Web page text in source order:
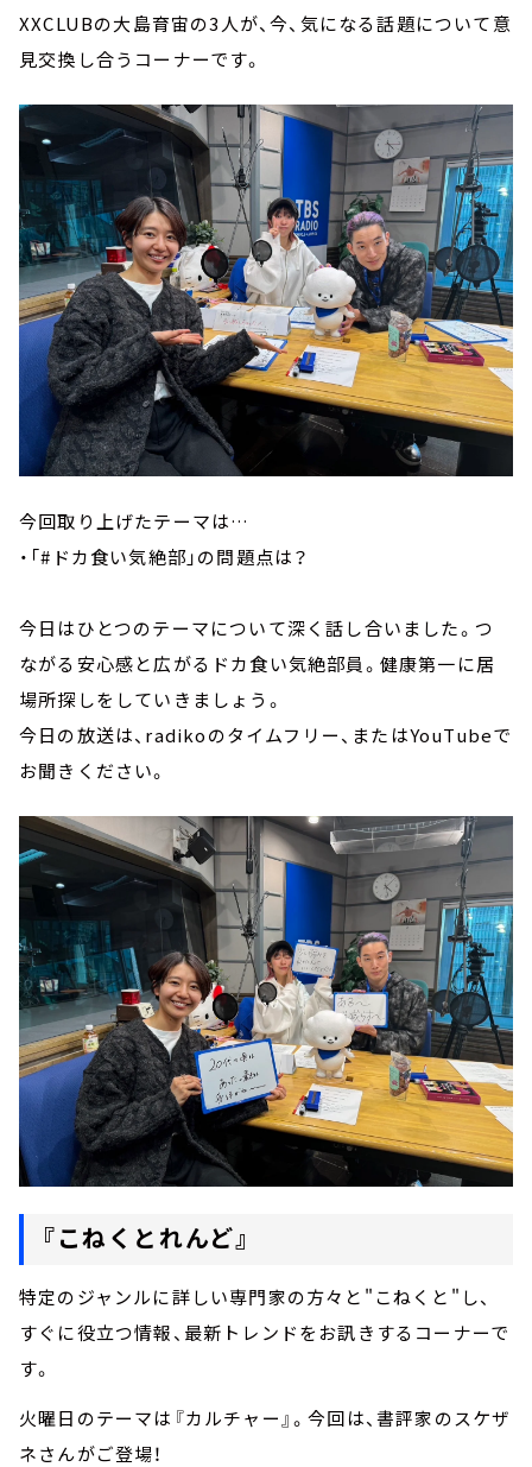
XXCLUBの大島育宙の3人が、今、気になる話題について意
見交換し合うコーナーです。
今回取り上げたテーマは…
・「#ドカ食い気絶部」の問題点は？
今日はひとつのテーマについて深く話し合いました。つ
ながる安心感と広がるドカ食い気絶部員。健康第一に居
場所探しをしていきましょう。
今日の放送は、radikoのタイムフリー、またはYouTubeで
お聞きください。
『こねくとれんど』
特定のジャンルに詳しい専門家の方々と"こねくと"し、
すぐに役立つ情報、最新トレンドをお訊きするコーナーで
す。
火曜日のテーマは『カルチャー』。今回は、書評家のスケザ
ネさんがご登場！